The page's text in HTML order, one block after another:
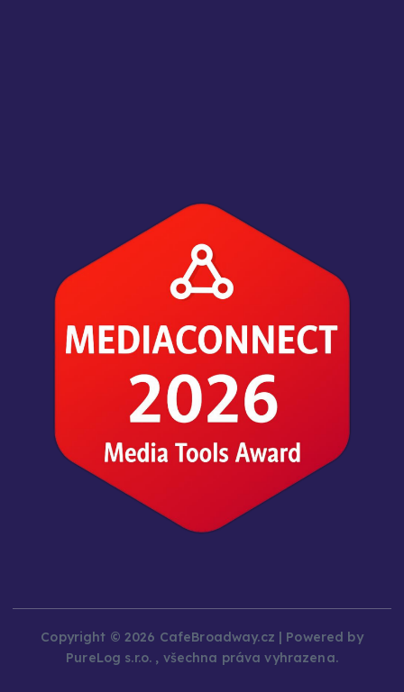
Copyright © 2026 CafeBroadway.cz | Powered by
PureLog s.r.o. , všechna práva vyhrazena.